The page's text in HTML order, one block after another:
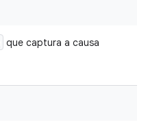
que captura a causa